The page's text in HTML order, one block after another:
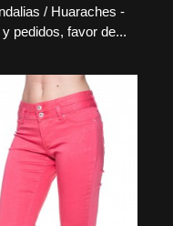
/ Huaraches -
pedidos, favor de...